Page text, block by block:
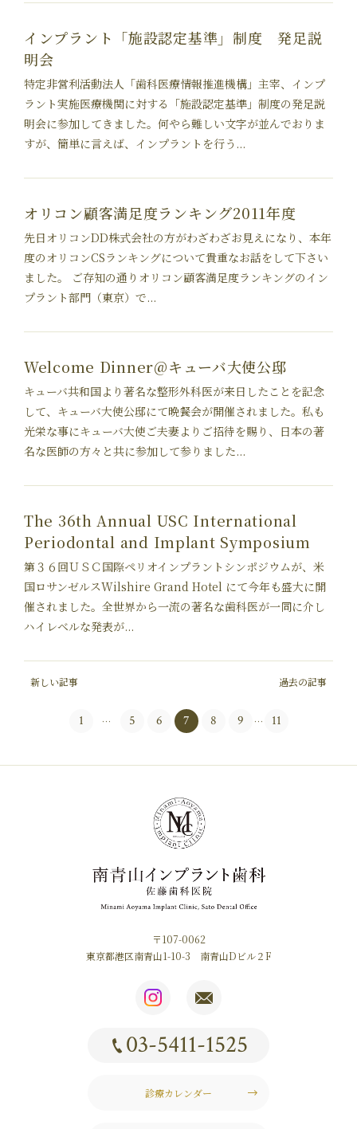
インプラント「施設認定基準」制度 発足説
明会
特定非営利活動法人「歯科医療情報推進機構」主宰、インプ
ラント実施医療機関に対する「施設認定基準」制度の発足説
明会に参加してきました。何やら難しい文字が並んでおりま
すが、簡単に言えば、インプラントを行う...
オリコン顧客満足度ランキング2011年度
先日オリコンDD株式会社の方がわざわざお見えになり、本年
度のオリコンCSランキングについて貴重なお話をして下さい
ました。 ご存知の通りオリコン顧客満足度ランキングのイン
プラント部門（東京）で...
Welcome Dinner@キューバ大使公邸
キューバ共和国より著名な整形外科医が来日したことを記念
して、キューバ大使公邸にて晩餐会が開催されました。私も
光栄な事にキューバ大使ご夫妻よりご招待を賜り、日本の著
名な医師の方々と共に参加して参りました...
The 36th Annual USC International
Periodontal and Implant Symposium
第３６回ＵＳＣ国際ペリオインプラントシンポジウムが、米
国ロサンゼルスWilshire Grand Hotel にて今年も盛大に開
催されました。全世界から一流の著名な歯科医が一同に介し
ハイレベルな発表が...
新しい記事
1 … 5 6 7 8 9 … 11
過去の記事
〒107-0062
東京都港区南青山1-10-3 南青山Dビル２F
03-5411-1525
診療カレンダー